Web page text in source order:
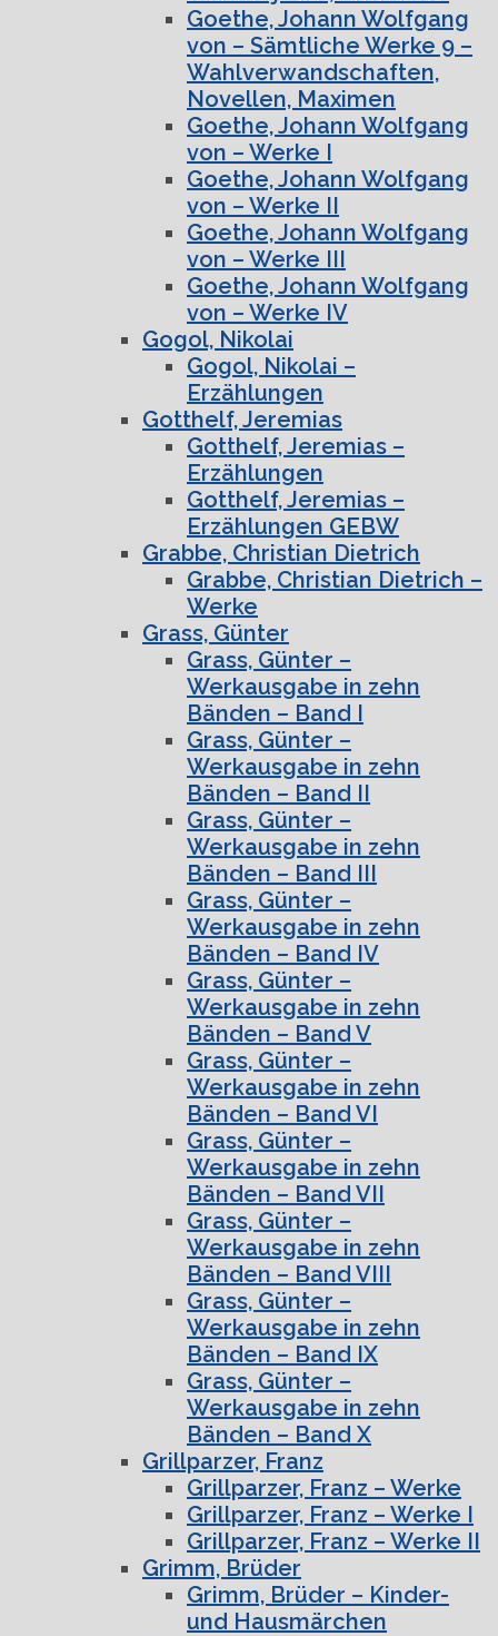
Goethe, Johann Wolfgang
von – Sämtliche Werke 9 –
Wahlverwandschaften,
Novellen, Maximen
Goethe, Johann Wolfgang
von – Werke I
Goethe, Johann Wolfgang
von – Werke II
Goethe, Johann Wolfgang
von – Werke III
Goethe, Johann Wolfgang
von – Werke IV
Gogol, Nikolai
Gogol, Nikolai –
Erzählungen
Gotthelf, Jeremias
Gotthelf, Jeremias –
Erzählungen
Gotthelf, Jeremias –
Erzählungen GEBW
Grabbe, Christian Dietrich
Grabbe, Christian Dietrich –
Werke
Grass, Günter
Grass, Günter –
Werkausgabe in zehn
Bänden – Band I
Grass, Günter –
Werkausgabe in zehn
Bänden – Band II
Grass, Günter –
Werkausgabe in zehn
Bänden – Band III
Grass, Günter –
Werkausgabe in zehn
Bänden – Band IV
Grass, Günter –
Werkausgabe in zehn
Bänden – Band V
Grass, Günter –
Werkausgabe in zehn
Bänden – Band VI
Grass, Günter –
Werkausgabe in zehn
Bänden – Band VII
Grass, Günter –
Werkausgabe in zehn
Bänden – Band VIII
Grass, Günter –
Werkausgabe in zehn
Bänden – Band IX
Grass, Günter –
Werkausgabe in zehn
Bänden – Band X
Grillparzer, Franz
Grillparzer, Franz – Werke
Grillparzer, Franz – Werke I
Grillparzer, Franz – Werke II
Grimm, Brüder
Grimm, Brüder – Kinder-
und Hausmärchen